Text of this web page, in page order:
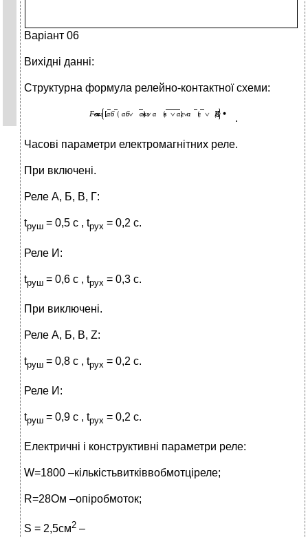
Варіант 06
Вихідні данні:
Структурна формула релейно-контактної схеми:
.
Часові параметри електромагнітних реле.
При включені.
Реле А, Б, B, Г:
tруш = 0,5 с , tрух = 0,2 с.
Реле И:
tруш = 0,6 с , tрух = 0,3 с.
При виключені.
Реле А, Б, B, Z:
tруш = 0,8 с , tрух = 0,2 с.
Реле И:
tруш = 0,9 с , tрух = 0,2 с.
Електричні і конструктивні параметри реле:
W=1800 –кількістьвитківвобмотціреле;
R=28Ом –опіробмоток;
S = 2,5см2 –